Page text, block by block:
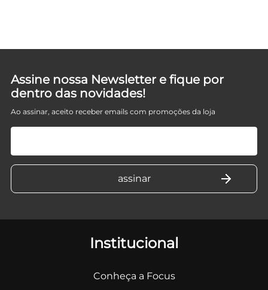
Assine nossa Newsletter e fique por
dentro das novidades!
Ao assinar, aceito receber emails com promoções da loja
Institucional
Conheça a Focus